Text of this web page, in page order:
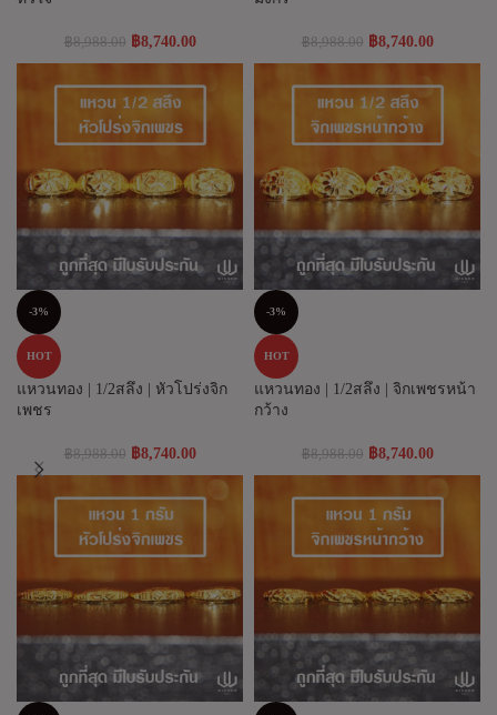
฿8,988.00 ฿8,740.00 ฿8,988.00 ฿8,740.00
-3%
HOT
แหวนทอง | 1/2สลึง | หัวโปร่งจิก
เพชร
฿8,988.00 ฿8,740.00
-3%
HOT
แหวนทอง | 1/2สลึง | จิกเพชรหน้า
กว้าง
฿8,988.00 ฿8,740.00